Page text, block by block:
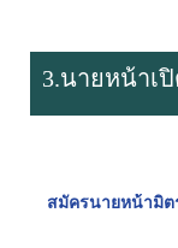
3.นายหน้าเ
สมัครนายหน้ามิต